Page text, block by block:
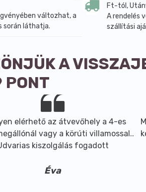
változhat, a
során láthatja.
Ft-tól,
A rendelés
szállítási
A
PONT
elérhető az átvevőhely a 4-es
vagy a körúti villamossal..
kiszolgálás fogadott
Éva